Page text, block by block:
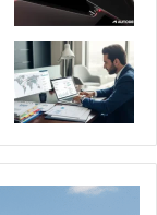
تخفيض